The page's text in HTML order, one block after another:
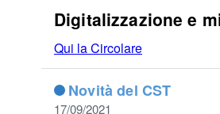
Digitalizzazione e
Qui la Circolare
Novità del CST
17/09/2021